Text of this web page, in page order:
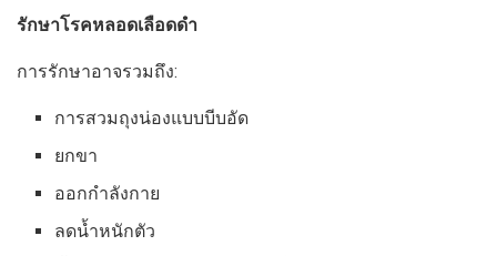
รักษาโรคหลอดเลือดดำ
การรักษาอาจรวมถึง:
การสวมถุงน่องแบบบีบอัด
ยกขา
ออกกำลังกาย
ลดน้ำหนักตัว